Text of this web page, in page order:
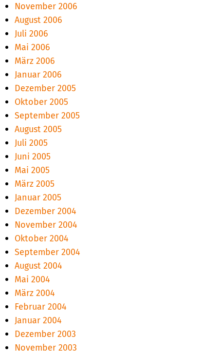
November 2006
August 2006
Juli 2006
Mai 2006
März 2006
Januar 2006
Dezember 2005
Oktober 2005
September 2005
August 2005
Juli 2005
Juni 2005
Mai 2005
März 2005
Januar 2005
Dezember 2004
November 2004
Oktober 2004
September 2004
August 2004
Mai 2004
März 2004
Februar 2004
Januar 2004
Dezember 2003
November 2003